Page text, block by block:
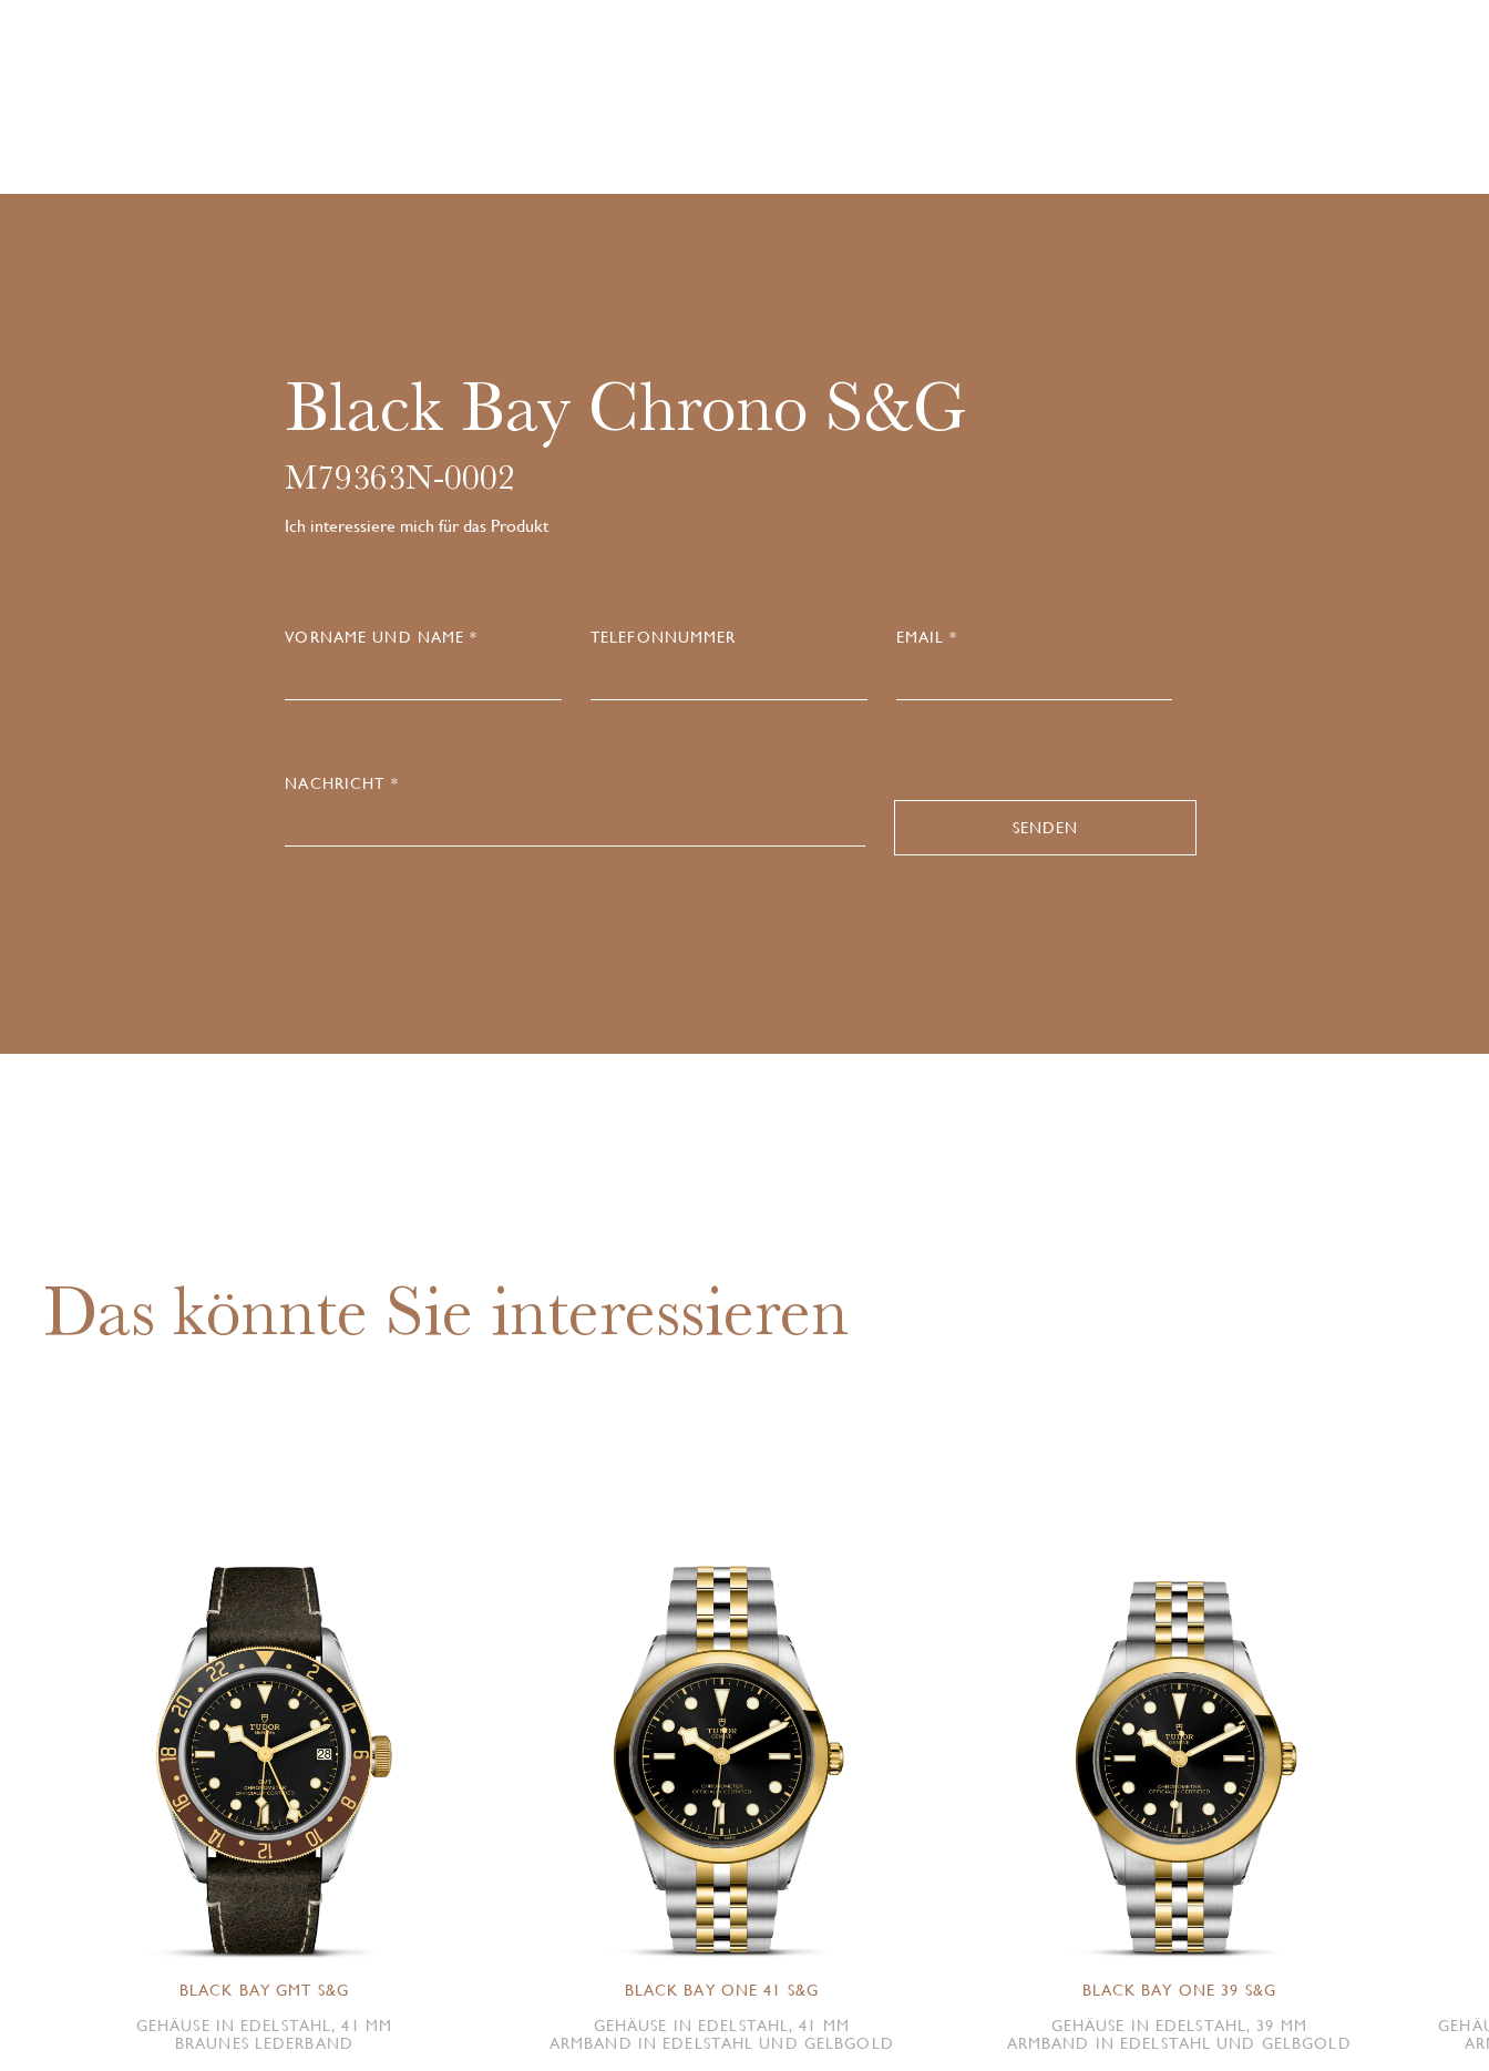
Black Bay Chrono S&G
M79363N-0002
Ich interessiere mich für das Produkt
VORNAME UND NAME * TELEFONNUMMER EMAIL *
NACHRICHT *
Das könnte Sie interessieren
BLACK BAY GMT S&G
GEHÄUSE IN EDELSTAHL, 41 MM
BRAUNES LEDERBAND
BLACK BAY ONE 41 S&G
GEHÄUSE IN EDELSTAHL, 41 MM
ARMBAND IN EDELSTAHL UND GELBGOLD
BLACK BAY ONE 39 S&G
GEHÄUSE IN EDELSTAHL, 39 MM
ARMBAND IN EDELSTAHL UND GELBGOLD